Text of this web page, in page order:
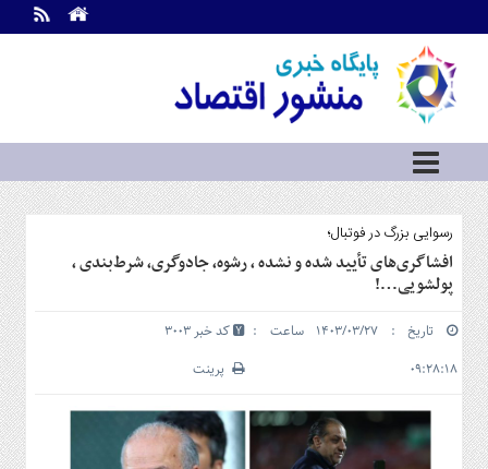
اطلاعات
تماس
ما
درباره
ما
سرویس
ها
خانه
بازار
سرمایه
و
بورس
و
شهری
رسوایی بزرگ در فوتبال؛
افشاگری‌های تأیید شده و نشده ، رشوه، جادوگری، شرط‌بندی ،
پولشویی…!
تاریخ : ۱۴۰۳/۰۳/۲۷ ساعت :
۰۹:۲۸:۱۸
کد خبر 3003
پرینت